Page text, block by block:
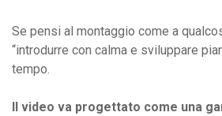
Se pensi al montaggio come a
“introdurre con calma e sviluppare
tempo.
Il video va progettato come una